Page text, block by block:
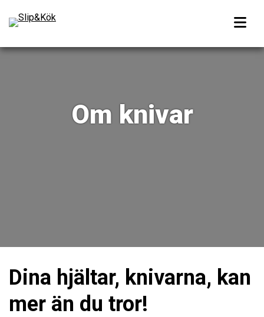
Om knivar
Dina hjältar, knivarna, kan
mer än du tror!